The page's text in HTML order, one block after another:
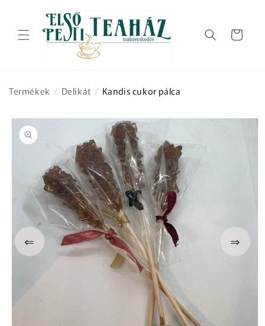
tartalomhoz
Kosár
Termékek / Delikát / Kandis cukor pálca
⇐
Kihagyás, és
ugrás a
termékadatokra
⇒